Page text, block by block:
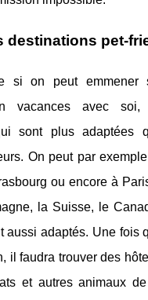
destinations pet-
si on peut emmener
vacances avec
sont plus adaptées
On peut par
ou encore à
la Suisse, le
aussi adaptés. Une fois
il faudra trouver des
et autres animaux